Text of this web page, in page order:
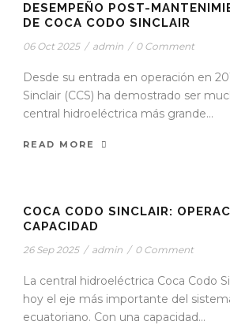
DESEMPEÑO POST-
DE COCA CODO SINCLAIR
06 Oct 2025 / admin / 0 Comment
Desde su entrada en operación en
Sinclair (CCS) ha demostrado ser
central hidroeléctrica más grande...
READ MORE
COCA CODO SINCLAIR:
CAPACIDAD
26 Sep 2025 / admin / 0 Comment
La central hidroeléctrica Coca Codo
hoy el eje más importante del
ecuatoriano. Con una capacidad...